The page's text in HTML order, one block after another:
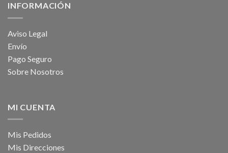
INFORMACIÓN
Aviso Legal
Envío
Pago Seguro
Sobre Nosotros
MI CUENTA
Mis Pedidos
Mis Direcciones